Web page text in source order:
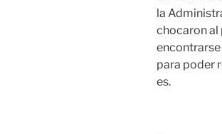
la
chocaron
para poder
es.